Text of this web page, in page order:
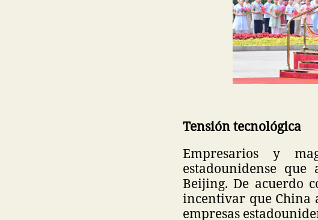
Tensión tecnológica
Empresarios y
estadounidense
Beijing. De acuerdo
incentivar que China
empresas